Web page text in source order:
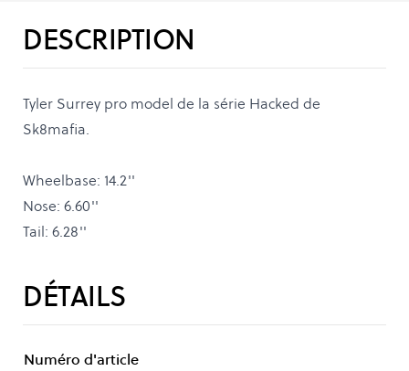
DESCRIPTION
Tyler Surrey pro model de la série Hacked de
Sk8mafia.
Wheelbase: 14.2''
Nose: 6.60''
Tail: 6.28''
DÉTAILS
Numéro d'article